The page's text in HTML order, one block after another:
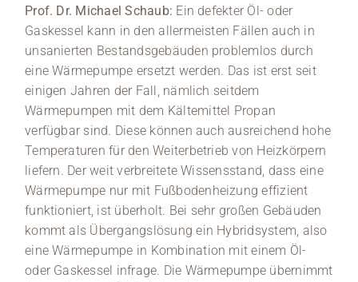
Prof. Dr. Michael Schaub: Ein defekter Öl- oder
Gaskessel kann in den allermeisten Fällen auch in
unsanierten Bestandsgebäuden problemlos durch
eine Wärmepumpe ersetzt werden. Das ist erst seit
einigen Jahren der Fall, nämlich seitdem
Wärmepumpen mit dem Kältemittel Propan
verfügbar sind. Diese können auch ausreichend hohe
Temperaturen für den Weiterbetrieb von Heizkörpern
liefern. Der weit verbreitete Wissensstand, dass eine
Wärmepumpe nur mit Fußbodenheizung effizient
funktioniert, ist überholt. Bei sehr großen Gebäuden
kommt als Übergangslösung ein Hybridsystem, also
eine Wärmepumpe in Kombination mit einem Öl-
oder Gaskessel infrage. Die Wärmepumpe übernimmt